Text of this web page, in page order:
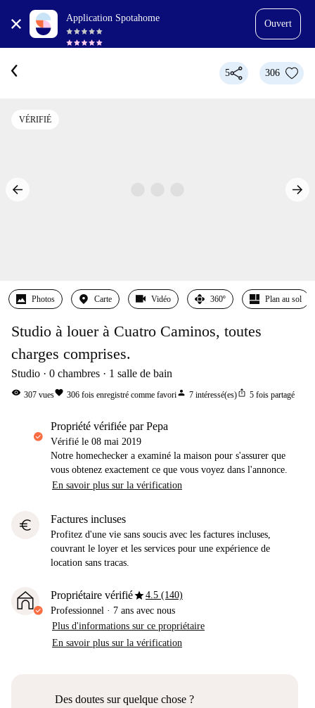
Application Spotahome
Ouvert
5 306
VÉRIFIÉ
Photos Carte Vidéo 360º Plan au sol
Studio à louer à Cuatro Caminos, toutes
charges comprises.
Studio 0 chambres 1 salle de bain
visibility 307 vuesfavorite 306 fois enregistré comme favoriperson 7 intéressé(es)ios_share 5 fois partagé
propriété vérifiée par Pepa
Vérifié le 08 mai 2019
Notre homechecker a examiné la maison pour s'assurer que
vous obtenez exactement ce que vous voyez dans l'annonce.
En savoir plus sur la vérification
euro Factures incluses
Profitez d'une vie sans soucis avec les factures incluses,
couvrant le loyer et les services pour une expérience de
location sans tracas.
Propriétaire vérifiéstar4.5 (140)
Professionnel · 7 ans avec nous
Plus d'informations sur ce propriétaire
En savoir plus sur la vérification
Des doutes sur quelque chose ?